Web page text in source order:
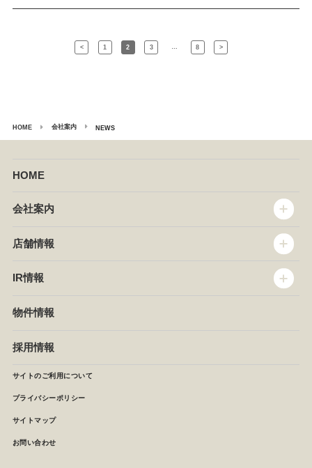
< 1 2 3 … 8 >
HOME 会社案内 NEWS
HOME
会社案内
企業情報
セントラルキッチン
NEWS
店舗情報
椿屋珈琲
イタリアンダイニングDONA
店舗検索
IR情報
IRニュース
月次報告
決算短信
株主の皆様へ
よくあるご質問 (株主優待制度)
物件情報
採用情報
サイトのご利用について
プライバシーポリシー
サイトマップ
お問い合わせ